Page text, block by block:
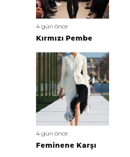
4 gün önce
Kırmızı Pembe
4 gün önce
Feminene Karşı